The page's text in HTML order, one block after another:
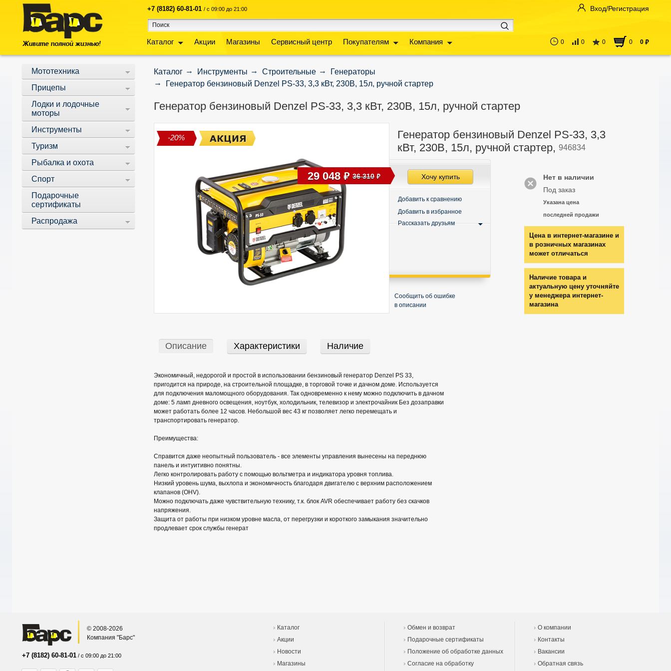
+7 (8182) 60-81-01 / с 09:00 до 21:00
Каталог Акции Магазины Сервисный центр Покупателям Компания
Вход/Регистрация
0 0 0 0 0 руб
Мототехника
Прицепы
Лодки и лодочные
моторы
Инструменты
Туризм
Рыбалка и охота
Спорт
Подарочные
сертификаты
Распродажа
Каталог Инструменты Строительные
Генераторы
Генератор бензиновый Denzel PS-33, 3,3 кВт, 230В, 15л, ручной стартер
Генератор бензиновый Denzel PS-33, 3,3 кВт, 230В, 15л, ручной стартер
-20%
Генератор бензиновый Denzel PS-33, 3,3
кВт, 230В, 15л, ручной стартер, 946834
Нет в наличии
Под заказ
Указана цена
последней продажи
Цена в интернет-магазине и
в розничных магазинах
может отличаться
Наличие товара и
актуальную цену уточняйте
у менеджера интернет-
магазина
Хочу купить
Добавить к сравнению
Добавить в избранное
Рассказать друзьям
Сообщить об ошибке
в описании
29 048 руб 36 310 руб
Описание Характеристики Наличие
Экономичный, недорогой и простой в использовании бензиновый генератор Denzel PS 33,
пригодится на природе, на строительной площадке, в торговой точке и дачном доме. Используется
для подключения маломощного оборудования. Так одновременно к нему можно подключить в дачном
доме: 5 ламп дневного освещения, ноутбук, холодильник, телевизор и электрочайник Без дозаправки
может работать более 12 часов. Небольшой вес 43 кг позволяет легко перемещать и
транспортировать генератор.
Преимущества:
Справится даже неопытный пользователь - все элементы управления вынесены на переднюю
панель и интуитивно понятны.
Легко контролировать работу с помощью вольтметра и индикатора уровня топлива.
Низкий уровень шума, выхлопа и экономичность благодаря двигателю с верхним расположением
клапанов (OHV).
Можно подключать даже чувствительную технику, т.к. блок AVR обеспечивает работу без скачков
напряжения.
Защита от работы при низком уровне масла, от перегрузки и короткого замыкания значительно
продлевает срок службы генерат
© 2008-2026
Компания "Барс"
+7 (8182) 60-81-01 / с 09:00 до 21:00
Каталог
Акции
Новости
Магазины
Обмен и возврат
Подарочные сертификаты
Положение об обработке данных
Согласие на обработку
О компании
Контакты
Вакансии
Обратная связь